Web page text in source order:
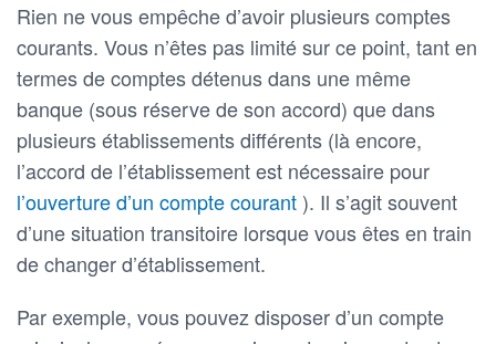
Rien ne vous empêche d’avoir plusieurs comptes
courants. Vous n’êtes pas limité sur ce point, tant en
termes de comptes détenus dans une même
banque (sous réserve de son accord) que dans
plusieurs établissements différents (là encore,
l’accord de l’établissement est nécessaire pour
l’ouverture d’un compte courant ). Il s’agit souvent
d’une situation transitoire lorsque vous êtes en train
de changer d’établissement.
Par exemple, vous pouvez disposer d’un compte